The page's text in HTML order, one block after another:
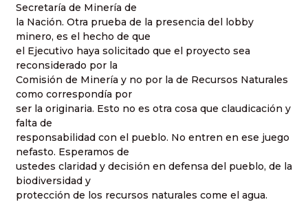
Secretaría de Minería de
la Nación. Otra prueba de la presencia del lobby
minero, es el hecho de que
el Ejecutivo haya solicitado que el proyecto sea
reconsiderado por la
Comisión de Minería y no por la de Recursos Naturales
como correspondía por
ser la originaria. Esto no es otra cosa que claudicación y
falta de
responsabilidad con el pueblo. No entren en ese juego
nefasto. Esperamos de
ustedes claridad y decisión en defensa del pueblo, de la
biodiversidad y
protección de los recursos naturales come el agua.